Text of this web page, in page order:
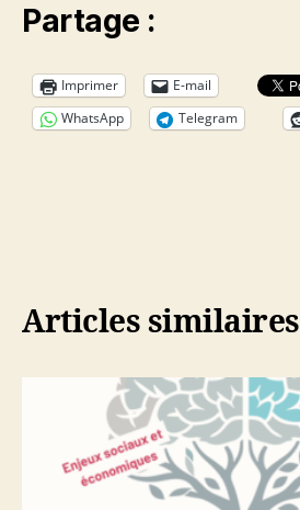
Partage :
Imprimer
E-mail
WhatsApp
Telegram
Articles similaires